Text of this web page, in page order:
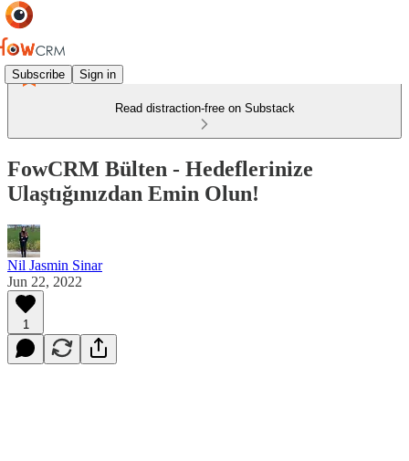
Subscribe Sign in
Read distraction-free on Substack
FowCRM Bülten - Hedeflerinize
Ulaştığınızdan Emin Olun!
Nil Jasmin Sinar
Jun 22, 2022
1